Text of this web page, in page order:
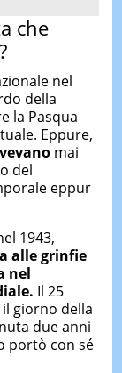
che
nel
della
la Pasqua
Eppure,
mai
del
eppur
1943,
alle grinfie
nel
Il 25
giorno della
due anni
portò con sé